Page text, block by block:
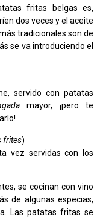
fritas belgas es,
dos veces y el aceite
tradicionales son de
se va introduciendo el
servido con patatas
mayor, ¡pero te
frites)
vez servidas con los
se cocinan con vino
de algunas especias,
Las patatas fritas se